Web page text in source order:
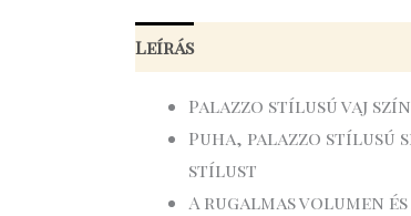
Leírás
Palazzo stílusú vaj
Puha, palazzo stílusú
stílust
A rugalmas volumen